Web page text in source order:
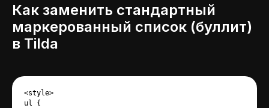
Как заменить стандартный
мapкepованный список (буллит)
в Tilda
<style>
ul {